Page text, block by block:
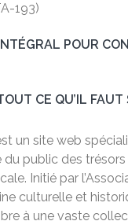
193)
POUR
CE QU’IL FAUT
un site web
du public des
Initié par
culturelle et
à une vaste